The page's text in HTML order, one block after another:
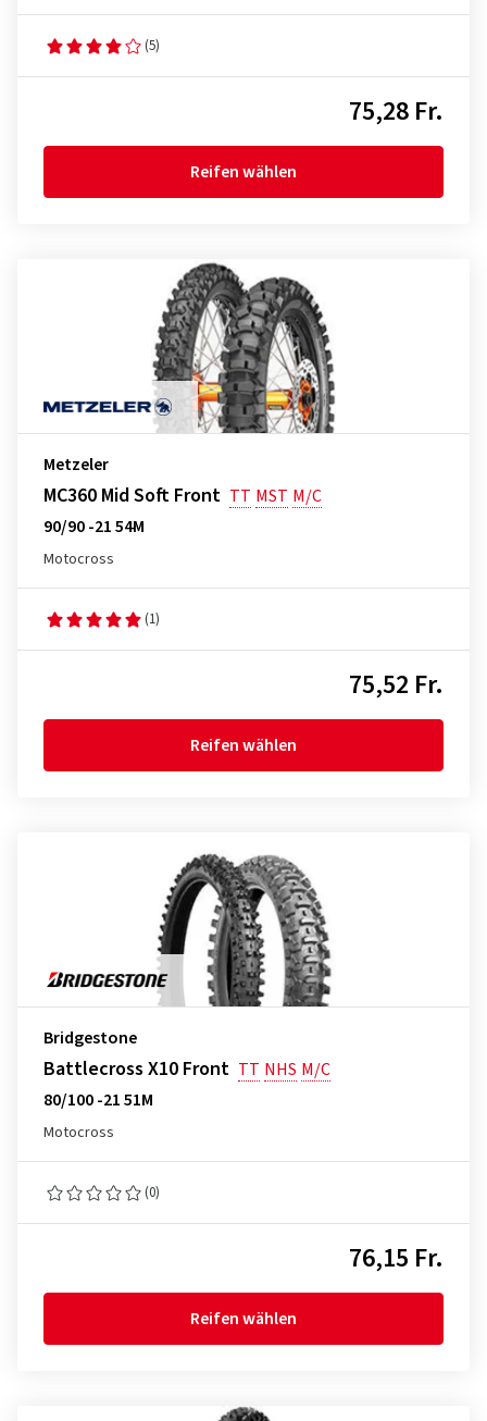
(5)
75,28 Fr.
Reifen wählen
Metzeler
MC360 Mid Soft Front TT MST M/C
90/90 -21 54M
Motocross
(1)
75,52 Fr.
Reifen wählen
Bridgestone
Battlecross X10 Front TT NHS M/C
80/100 -21 51M
Motocross
(0)
76,15 Fr.
Reifen wählen